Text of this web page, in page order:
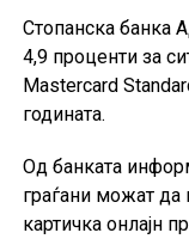
Поради
првиот квартал
агрегатните
податоците од
одредени
од 2025 година.
Стопанска банка
4,9 проценти за
Mastercard
годината.
Од банката
граѓани можат да
картичка онлајн